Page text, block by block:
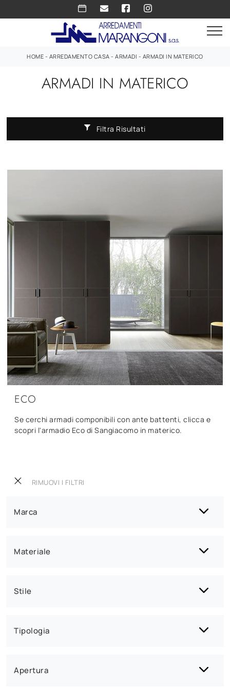
HOME - ARREDAMENTO CASA -ARMADI - ARMADI IN MATERICO
ARMADI IN MATERICO
RIMUOVI I FILTRI
Marca
Materiale
Stile
Tipologia
Apertura
Filtra Risultati
ECO
Se cerchi armadi componibili con ante battenti, clicca e
scopri l'armadio Eco di Sangiacomo in materico.